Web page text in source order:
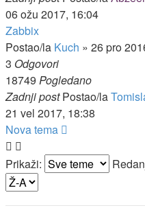
06 ožu 2017, 16:04
Zabbix
Postao/la Kuch » 26 pro
3 Odgovori
18749 Pogledano
Zadnji postPostao/la
21 vel 2017, 18:38
Nova tema
Prikaži: